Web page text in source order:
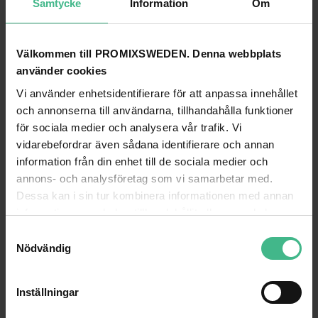
Samtycke Information Om
Välkommen till PROMIXSWEDEN. Denna webbplats
använder cookies
Vi använder enhetsidentifierare för att anpassa innehållet
och annonserna till användarna, tillhandahålla funktioner
för sociala medier och analysera vår trafik. Vi
vidarebefordrar även sådana identifierare och annan
information från din enhet till de sociala medier och
annons- och analysföretag som vi samarbetar med.
Dessa kan i sin tur kombinera informationen med annan
information som du har tillhandahållit eller som de har
Nödvändig
Inställningar
Special product:
Not designed for household room illumination
Intended use:
Show effect lighting
ANDRA TITTADE PÅ